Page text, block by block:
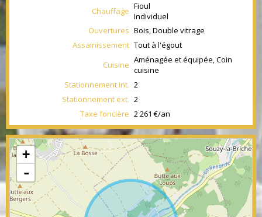
Chauffage Fioul
Individuel
Ouvertures Bois, Double vitrage
Assainissement Tout à l'égout
Cuisine Aménagée et équipée, Coin
cuisine
Stationnement int. 2
Stationnement ext. 2
Taxe foncière 2 261 €/an
+
-